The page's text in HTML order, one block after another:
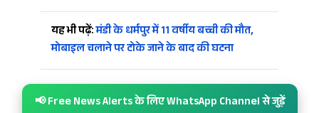
यह भी पढ़ें:मंडी के धर्मपुर में 11 वर्षीय बच्ची की मौत,
मोबाइल चलाने पर टोके जाने के बाद की घटना
📢 Free News Alerts के लिए WhatsApp Channel से जुड़ें